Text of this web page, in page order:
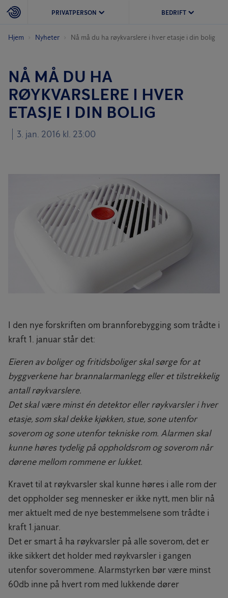
PRIVATPERSON BEDRIFT
Hjem Nyheter Nå må du ha røykvarslere i hver etasje i din bolig
NÅ MÅ DU HA
RØYKVARSLERE I HVER
ETASJE I DIN BOLIG
3. jan. 2016 kl. 23:00
I den nye forskriften om brannforebygging som trådte i
kraft 1. januar står det:
Eieren av boliger og fritidsboliger skal sørge for at
byggverkene har brannalarmanlegg eller et tilstrekkelig
antall røykvarslere.
Det skal være minst én detektor eller røykvarsler i hver
etasje, som skal dekke kjøkken, stue, sone utenfor
soverom og sone utenfor tekniske rom. Alarmen skal
kunne høres tydelig på oppholdsrom og soverom når
dørene mellom rommene er lukket.
Kravet til at røykvarsler skal kunne høres i alle rom der
det oppholder seg mennesker er ikke nytt, men blir nå
mer aktuelt med de nye bestemmelsene som trådte i
kraft 1.januar.
Det er smart å ha røykvarsler på alle soverom, det er
ikke sikkert det holder med røykvarsler i gangen
utenfor soverommene. Alarmstyrken bør være minst
60db inne på hvert rom med lukkende dører